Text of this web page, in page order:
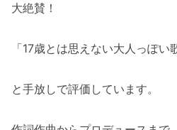
大絶賛！
「17歳とは思えない大人っぽい
と手放しで評価しています。